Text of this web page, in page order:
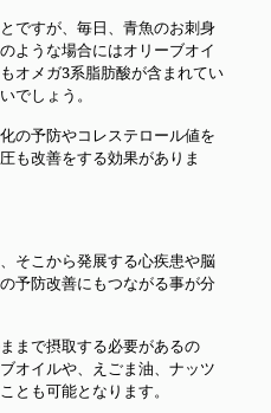
ですが、毎日、青魚のお刺身
ような場合にはオリーブオイ
オメガ3系脂肪酸が含まれてい
でしょう。
の予防やコレステロール値を
も改善をする効果がありま
そこから発展する心疾患や脳
予防改善にもつながる事が分
まで摂取する必要があるの
オイルや、えごま油、ナッツ
とも可能となります。